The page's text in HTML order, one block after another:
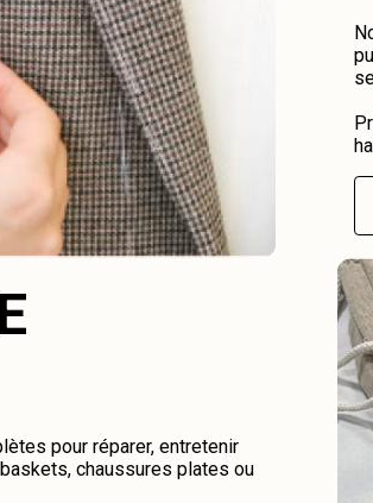
pour réparer, entretenir
chaussures plates ou